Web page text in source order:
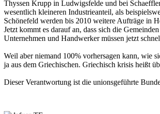
Thyssen Krupp in Ludwigsfelde und bei
wesentlich kleineren Industrieanteil, als
Schönefeld werden bis 2010 weitere Aufträge in
Jetzt kommt es darauf an, dass sich die
Unternehmen und Handwerker müssen jetzt
Weil aber niemand 100% vorhersagen kann, wie
ja aus dem Griechischen. Griechisch krisis heißt
Dieser Verantwortung ist die unionsgeführte